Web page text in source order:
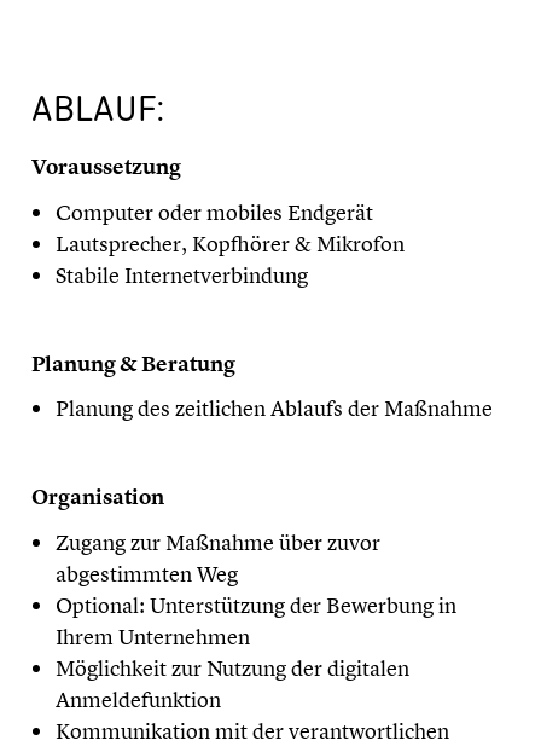
ABLAUF:
Voraussetzung
Computer oder mobiles Endgerät
Lautsprecher, Kopfhörer & Mikrofon
Stabile Internetverbindung
Planung & Beratung
Planung des zeitlichen Ablaufs der Maßnahme
Organisation
Zugang zur Maßnahme über zuvor
abgestimmten Weg
Optional: Unterstützung der Bewerbung in
Ihrem Unternehmen
Möglichkeit zur Nutzung der digitalen
Anmeldefunktion
Kommunikation mit der verantwortlichen